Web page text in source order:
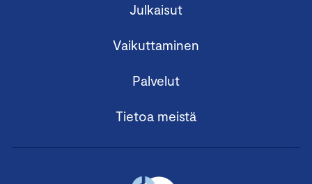
Julkaisut
Vaikuttaminen
Palvelut
Tietoa meistä